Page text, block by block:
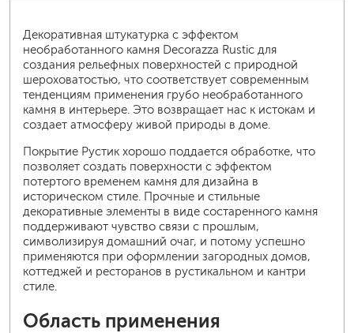
Декоративная штукатурка с эффектом
необработанного камня Decorazza Rustic для
создания рельефных поверхностей с природной
шероховатостью, что соответствует современным
тенденциям применения грубо необработанного
камня в интерьере. Это возвращает нас к истокам и
создает атмосферу живой природы в доме.
Покрытие Рустик хорошо поддается обработке, что
позволяет создать поверхности с эффектом
потертого временем камня для дизайна в
историческом стиле. Прочные и стильные
декоративные элементы в виде состаренного камня
поддерживают чувство связи с прошлым,
символизируя домашний очаг, и потому успешно
применяются при оформлении загородных домов,
коттеджей и ресторанов в рустикальном и кантри
стиле.
Область применения